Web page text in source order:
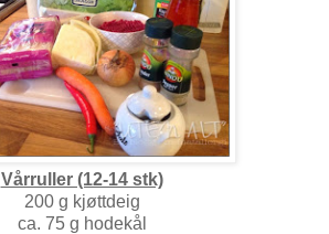
Vårruller (12-14 stk)
200 g kjøttdeig
ca. 75 g hodekål